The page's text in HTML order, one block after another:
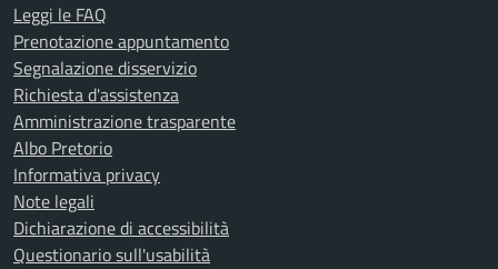
Leggi le FAQ
Prenotazione appuntamento
Segnalazione disservizio
Richiesta d'assistenza
Amministrazione trasparente
Albo Pretorio
Informativa privacy
Note legali
Dichiarazione di accessibilità
Questionario sull'usabilità